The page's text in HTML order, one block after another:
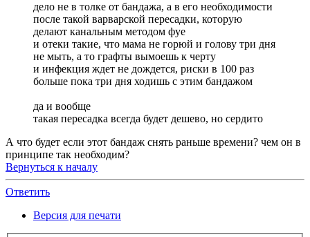
дело не в толке от бандажа, а в его необходимости
после такой варварской пересадки, которую
делают канальным методом фуе
и отеки такие, что мама не горюй и голову три дня
не мыть, а то графты вымоешь к черту
и инфекция ждет не дождется, риски в 100 раз
больше пока три дня ходишь с этим бандажом
да и вообще
такая пересадка всегда будет дешево, но сердито
А что будет если этот бандаж снять раньше времени? чем он в
принципе так необходим?
Вернуться к началу
Ответить
Версия для печати